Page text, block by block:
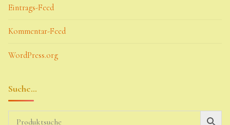
Eintrags-Feed
Kommentar-Feed
WordPress.org
Suche…